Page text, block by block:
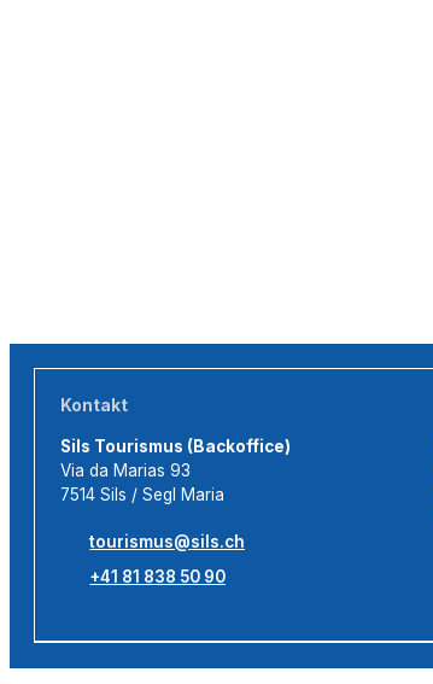
Kontakt
Sils Tourismus (Backoffice)
Via da Marias 93
7514 Sils / Segl Maria
tourismus@sils.ch
+41 81 838 50 90